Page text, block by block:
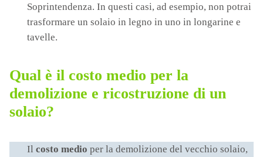
Soprintendenza. In questi casi, ad esempio, non potrai
trasformare un solaio in legno in uno in longarine e
tavelle.
Qual è il costo medio per la
demolizione e ricostruzione di un
solaio?
Il costo medio per la demolizione del vecchio solaio,